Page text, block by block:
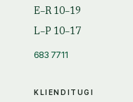
KLIENDITUGI
E–R 10–19
L–P 10–17
683 7711